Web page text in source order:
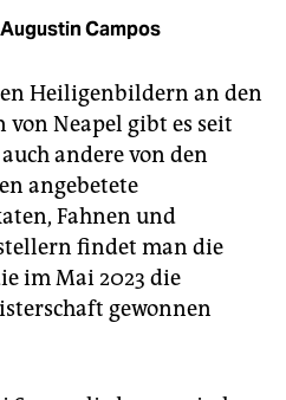
Augustin Campos
Heiligenbildern an den
von Neapel gibt es seit
andere von den
angebetete
Fahnen und
findet man die
im Mai 2023 die
gewonnen